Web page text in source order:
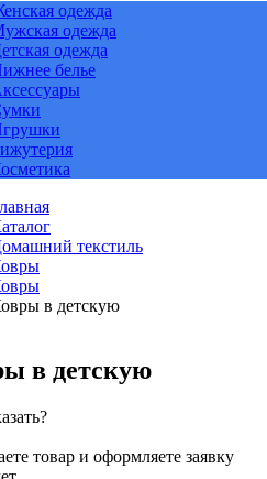
одежда
одежда
одежда
белье
текстиль
в детскую
в детскую
товар и оформляете заявку